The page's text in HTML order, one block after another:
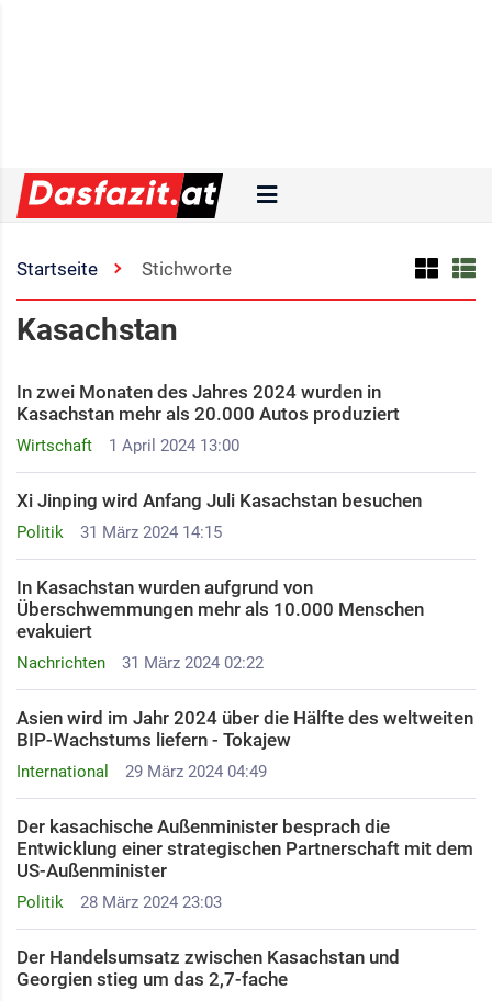
Startseite Stichworte
Kasachstan
Wirtschaft 1 April 2024 13:00
In zwei Monaten des Jahres 2024 wurden in
Kasachstan mehr als 20.000 Autos produziert
Politik 31 März 2024 14:15
Xi Jinping wird Anfang Juli Kasachstan besuchen
Nachrichten 31 März 2024 02:22
In Kasachstan wurden aufgrund von
Überschwemmungen mehr als 10.000 Menschen
evakuiert
International 29 März 2024 04:49
Asien wird im Jahr 2024 über die Hälfte des weltweiten
BIP-Wachstums liefern - Tokajew
Politik 28 März 2024 23:03
Der kasachische Außenminister besprach die
Entwicklung einer strategischen Partnerschaft mit dem
US-Außenminister
Der Handelsumsatz zwischen Kasachstan und
Georgien stieg um das 2,7-fache